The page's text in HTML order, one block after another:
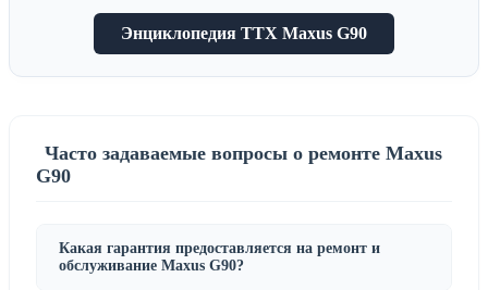
Энциклопедия ТТХ Maxus G90
Часто задаваемые вопросы о ремонте Maxus
G90
Какая гарантия предоставляется на ремонт и
обслуживание Maxus G90?